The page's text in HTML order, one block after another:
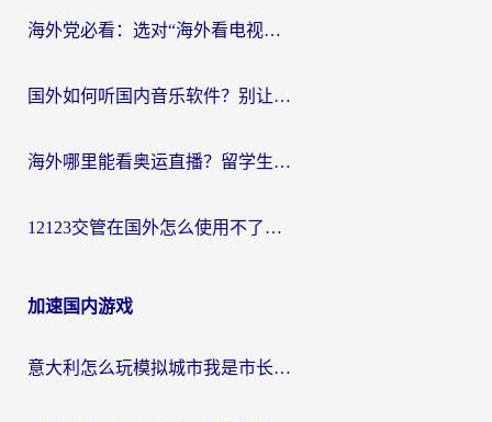
海外党必看：选对“海外看电视剧软件”，再也不用愁国内剧刷不了
国外如何听国内音乐软件？别让地域限制，断了你的中文歌单
海外哪里能看奥运直播？留学生&海外华人必看的体育赛事观赛终极指南
12123交管在国外怎么使用不了？海外华人必看的无缝访问国内资源指南
加速国内游戏
意大利怎么玩模拟城市我是市长？海外党国服游戏加速终极攻略（附三国3量子特攻解决办法）